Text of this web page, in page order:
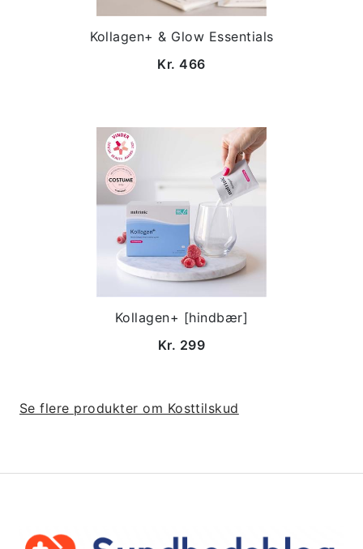
Kollagen+ & Glow Essentials
Kr. 466
Kollagen+ [hindbær]
Kr. 299
Se flere produkter om Kosttilskud